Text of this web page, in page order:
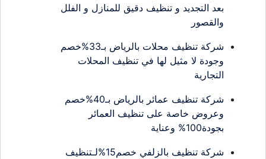
بعد التجديد و تنظيف دقيق للمنازل و الفلل
والقصور
شركة تنظيف محلات بالرياض بـ33%خصم
وجودة لا مثيل لها في تنظيف المحلات
التجارية
شركة تنظيف عمائر بالرياض بـ40%خصم
وعروض خاصة على تنظيف العمائر
بجودة100% وعناية
شركة تنظيف بالزلفي خصم15%لـتنظيف